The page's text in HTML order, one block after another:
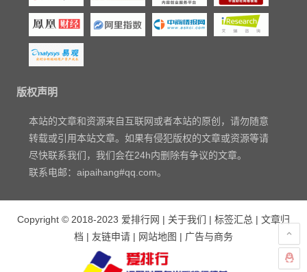
版权声明
本站的文章和资源来自互联网或者本站的原创，请勿随意
转载或引用本站文章。如果有侵犯版权的文章或资源等请
尽快联系我们，我们会在24h内删除有争议的文章。
联系电邮：aipaihang#qq.com。
Copyright © 2018-2023 爱排行网 | 关于我们 | 标签汇总 | 文章归
档 | 友链申请 | 网站地图 | 广告与商务